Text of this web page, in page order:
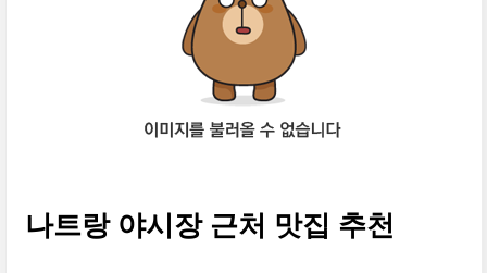
나트랑 야시장 근처 맛집 추천